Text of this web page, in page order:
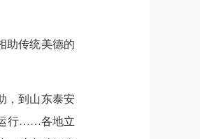
助传统美德的
，到山东泰安
运行……各地立